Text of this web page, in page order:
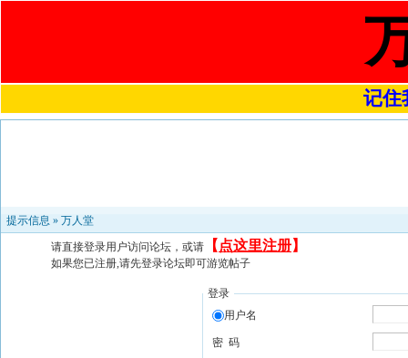
记住
提示信息 » 万人堂
请直接登录用户访问论坛，或请 【 点这里注册】
如果您已注册,请先登录论坛即可游览帖子
登录
用户名
密 码